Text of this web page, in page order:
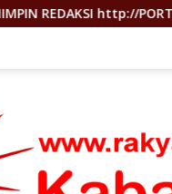
PORTALTERKINI.COM: